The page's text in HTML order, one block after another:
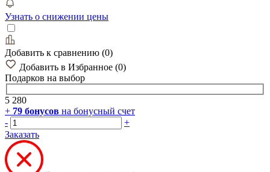
Узнать о снижении цены
Добавить к сравнению (0)
Добавить в Избранное (0)
Подарков на выбор
5 280
+ 79 бонусов на бонусный счет
-
+
Заказать